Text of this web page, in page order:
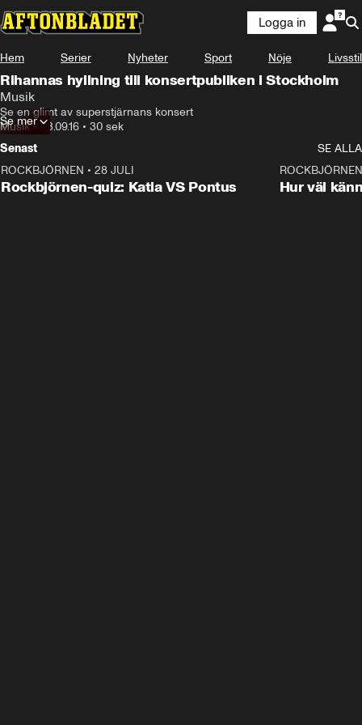
Logga in
Hem Serier Nyheter Sport Nöje Livsstil
Rihannas hyllning till konsertpubliken i Stockholm
Musik
Se en glimt av superstjärnans konsert
Musik• 03.09.16 • 30 sek
Se mer
Senast
SE ALLA
ROCKBJÖRNEN • 28 JULI
Rockbjörnen-quiz: Katia VS Pontus
ROCKBJÖRNEN
Hur väl